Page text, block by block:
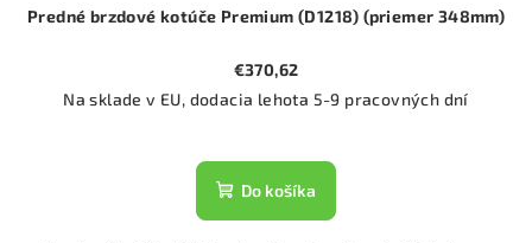
Predné brzdové kotúče Premium (D1218) (priemer 348mm)
€370,62
Na sklade v EU, dodacia lehota 5-9 pracovných dní
Do košíka